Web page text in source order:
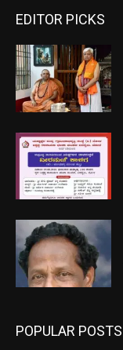
EDITOR PICKS
POPULAR POSTS